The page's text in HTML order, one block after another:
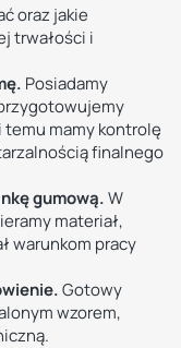
oraz jakie
trwałości i
Posiadamy
mamy kontrolę
finalnego
gumową.W
materiał,
warunkom pracy
Gotowy
wzorem,